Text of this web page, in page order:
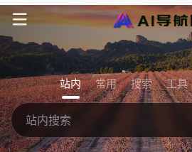
站内 常用 搜索 工具